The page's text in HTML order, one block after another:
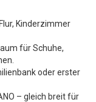
Kinderzimmer
für Schuhe,
oder erster
– gleich breit für